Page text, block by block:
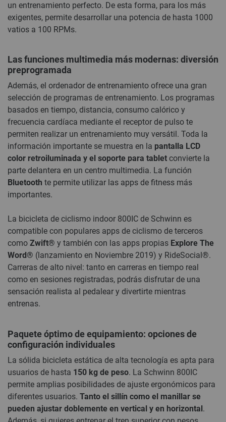
un entrenamiento perfecto. De esta forma, para los más
exigentes, permite desarrollar una potencia de hasta 1000
vatios a 100 RPMs.
Las funciones multimedia más modernas: diversión
preprogramada
Además, el ordenador de entrenamiento ofrece una gran
selección de programas de entrenamiento. Los programas
basados en tiempo, distancia, consumo calórico y
frecuencia cardíaca mediante el receptor de pulso te
permiten realizar un entrenamiento muy versátil. Toda la
información importante se muestra en la pantalla LCD
color retroiluminada y el soporte para tablet convierte la
parte delantera en un centro multimedia. La función
Bluetooth te permite utilizar las apps de fitness más
importantes.
La bicicleta de ciclismo indoor 800IC de Schwinn es
compatible con populares apps de ciclismo de terceros
como Zwift® y también con las apps propias Explore The
Word® (lanzamiento en Noviembre 2019) y RideSocial®.
Carreras de alto nivel: tanto en carreras en tiempo real
como en sesiones registradas, podrás disfrutar de una
sensación realista al pedalear y divertirte mientras
entrenas.
Paquete óptimo de equipamiento: opciones de
configuración individuales
La sólida bicicleta estática de alta tecnología es apta para
usuarios de hasta 150 kg de peso. La Schwinn 800IC
permite amplias posibilidades de ajuste ergonómicos para
diferentes usuarios. Tanto el sillín como el manillar se
pueden ajustar doblemente en vertical y en horizontal.